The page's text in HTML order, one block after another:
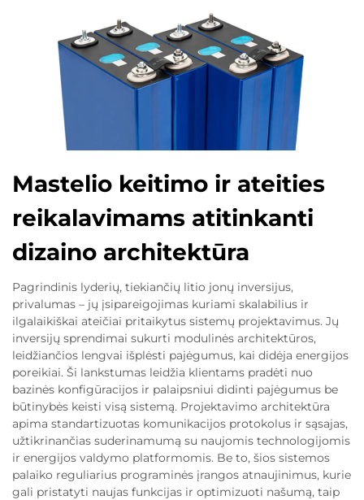
Mastelio keitimo ir ateities
reikalavimams atitinkanti
dizaino architektūra
Pagrindinis lyderių, tiekiančių litio jonų inversijus,
privalumas – jų įsipareigojimas kuriami skalabilius ir
ilgalaikiškai ateičiai pritaikytus sistemų projektavimus. Jų
inversijų sprendimai sukurti modulinės architektūros,
leidžiančios lengvai išplėsti pajėgumus, kai didėja energijos
poreikiai. Ši lankstumas leidžia klientams pradėti nuo
bazinės konfigūracijos ir palaipsniui didinti pajėgumus be
būtinybės keisti visą sistemą. Projektavimo architektūra
apima standartizuotas komunikacijos protokolus ir sąsajas,
užtikrinančias suderinamumą su naujomis technologijomis
ir energijos valdymo platformomis. Be to, šios sistemos
palaiko reguliarius programinės įrangos atnaujinimus, kurie
gali pristatyti naujas funkcijas ir optimizuoti našumą, taip